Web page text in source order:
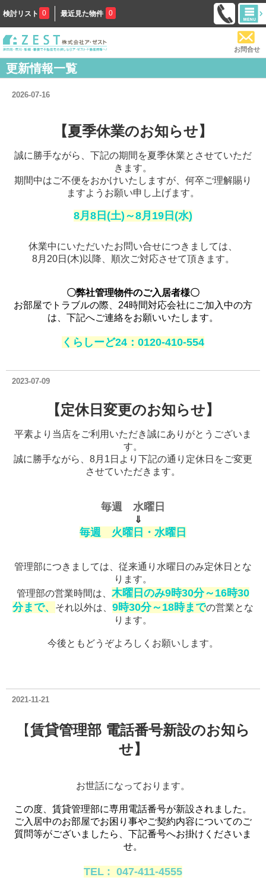
検討リスト 0 最近見た物件 0
お問合せ
更新情報一覧
2026-07-16
【夏季休業のお知らせ】
誠に勝手ながら、下記の期間を夏季休業とさせていただ
きます。
期間中はご不便をおかけいたしますが、何卒ご理解賜り
ますようお願い申し上げます。
8月8日(土)～8月19日(水)
休業中にいただいたお問い合せにつきましては、
8月20日(木)以降、順次ご対応させて頂きます。
〇弊社管理物件のご入居者様〇
お部屋でトラブルの際、24時間対応会社にご加入中の方
は、 下記へご連絡をお願いいたします。
くらしーど24： 0120-410-554
2023-07-09
【定休日変更のお知らせ】
平素より当店をご利用いただき誠にありがとうございま
す。
誠に勝手ながら、8月1日より下記の通り定休日をご変更
させていただきます。
毎週 水曜日
⇓
毎週 火曜日・水曜日
管理部につきましては、従来通り水曜日のみ定休日とな
ります。
管理部の営業時間は、 木曜日のみ9時30分～16時30
分まで、
それ以外は、 9時30分～18時までの営業とな
ります。
今後ともどうぞよろしくお願いします。
2021-11-21
【賃貸管理部 電話番号新設のお知ら
せ】
お世話になっております。
この度、賃貸管理部に専用電話番号が新設されました。
ご入居中のお部屋でお困り事やご契約内容についてのご
質問等がございましたら、 下記番号へお掛けくださいま
せ。
TEL : 047-411-4555